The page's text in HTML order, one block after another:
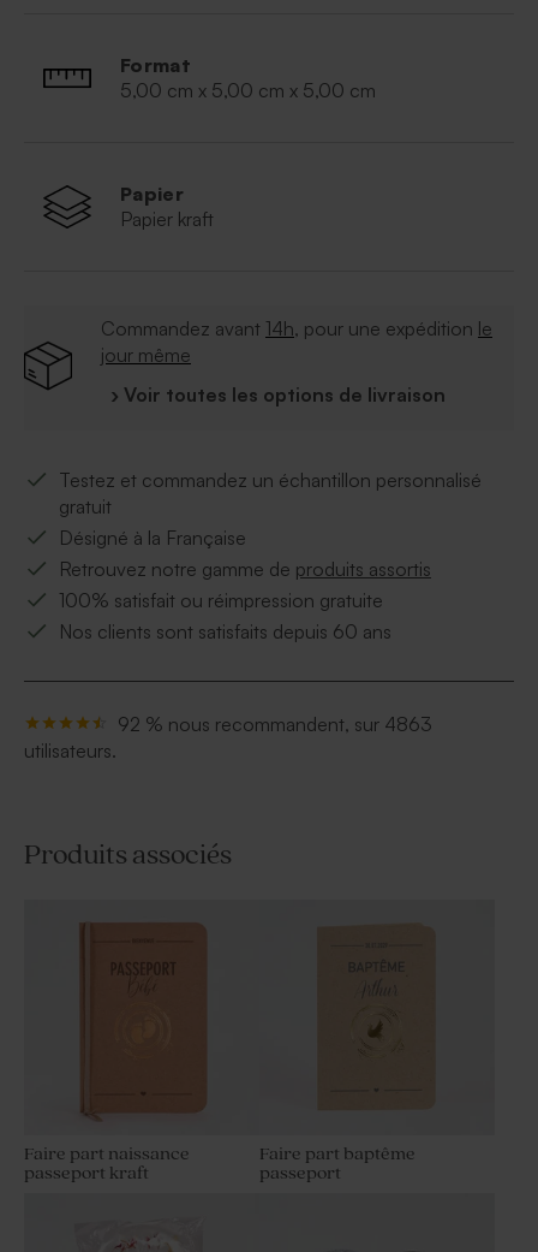
Format
5,00 cm x 5,00 cm x 5,00 cm
Papier
Papier kraft
Commandez avant 14h, pour une expédition le
jour même
› Voir toutes les options de livraison
Testez et commandez un échantillon personnalisé
gratuit
Désigné à la Française
Retrouvez notre gamme de produits assortis
100% satisfait ou réimpression gratuite
Nos clients sont satisfaits depuis 60 ans
92 % nous recommandent, sur 4863
utilisateurs.
Produits associés
Faire part naissance
passeport kraft
Faire part baptême
passeport